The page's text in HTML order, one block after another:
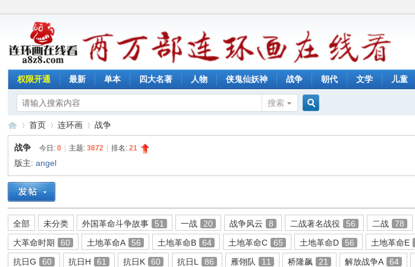
权限开通 最新 单本 四大名著 人物 侠鬼仙妖神 战争 朝代 文学 儿童
搜索
连»
首页
›
连环画
›
战争
战争 今日:0 主题:3872 排名:21
版主:angel
全部 未分类 外国革命斗争故事 51 一战 20 战争风云 8 二战著名战役 56 二战 78
大革命时期
60 土地革命A 56 土地革命B 64 土地革命C 65 土地革命D 56 土地革命E
抗日G
60 抗日H 61 抗日K 60 抗日L 86 雁翎队 11 桥隆飙 21 解放战争A 64